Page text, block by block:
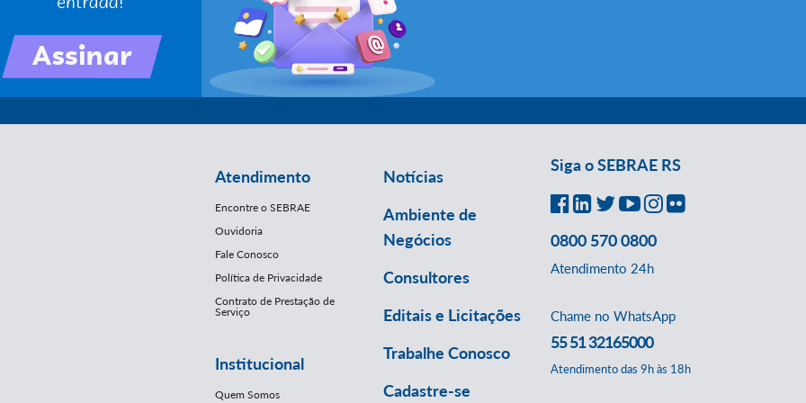
Atendimento
Encontre o SEBRAE
Ouvidoria
Fale Conosco
Política de Privacidade
Contrato de Prestação de
Serviço
Institucional
Quem Somos
Notícias
Ambiente de
Negócios
Consultores
Editais e Licitações
Trabalhe Conosco
Cadastre-se
Siga o SEBRAE RS
0800 570 0800
Atendimento 24h
Chame no WhatsApp
55 51 32165000
Atendimento das 9h às 18h